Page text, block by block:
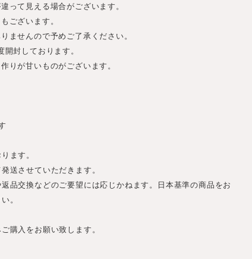
って見える場合がございます。
ございます。
ませんので予めご了承ください。
封しております。
りが甘いものがございます。
ます。
送させていただきます。
品交換などのご要望には応じかねます。日本基準の商品をお
。
購入をお願い致します。